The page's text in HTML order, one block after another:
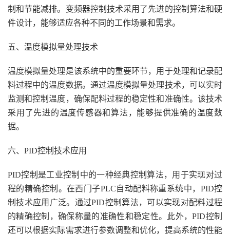
制和节能减排。变频器控制技术采用了先进的控制算法和硬
件设计，能够适应各种不同的工作场景和需求。
五、温度模拟量处理技术
温度模拟量处理是该系统中的重要环节，用于处理和记录配
料过程中的温度数据。通过温度模拟量处理技术，可以实时
监测和控制温度，确保配料过程的稳定性和准确性。该技术
采用了先进的温度传感器和算法，能够提供准确的温度数
据。
六、PID控制技术应用
PID控制是工业控制中的一种经典控制算法，用于实现对过
程的精确控制。在西门子PLC自动配料称重系统中，PID控
制技术应用广泛。通过PID控制算法，可以实现对配料过程
的精确控制，确保称量的准确性和稳定性。此外，PID控制
还可以根据实际需求进行参数调整和优化，提高系统的性能